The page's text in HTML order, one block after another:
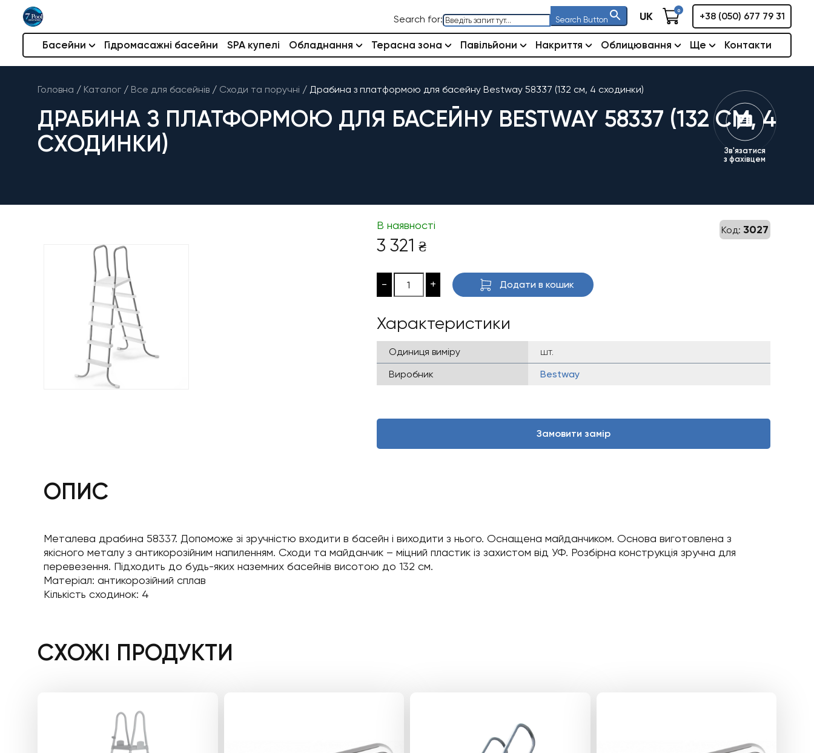
Search for: Search Button UK 0
+38 (050) 677 79 31
Басейни Гідромасажні басейни SPA купелі Обладнання Терасна зона Павільйони Накриття Облицювання Ще Контакти
Головна / Каталог / Все для басейнів / Сходи та поручні / Драбина з платформою для басейну Bestway 58337 (132 см, 4 сходинки)
ДРАБИНА З ПЛАТФОРМОЮ ДЛЯ БАСЕЙНУ BESTWAY 58337 (132 СМ, 4
СХОДИНКИ)
Зв'язатися
з фахівцем
Код: 3027
В наявності
3 321 ₴
- + Додати в кошик
Характеристики
Одиниця виміру
шт.
Виробник
Bestway
Замовити замір
ОПИС
Металева драбина 58337. Допоможе зі зручністю входити в басейн і виходити з нього. Оснащена майданчиком. Основа виготовлена ​​з
якісного металу з антикорозійним напиленням. Сходи та майданчик – міцний пластик із захистом від УФ. Розбірна конструкція зручна для
перевезення. Підходить до будь-яких наземних басейнів висотою до 132 см.
Матеріал: антикорозійний сплав
Кількість сходинок: 4
СХОЖІ ПРОДУКТИ